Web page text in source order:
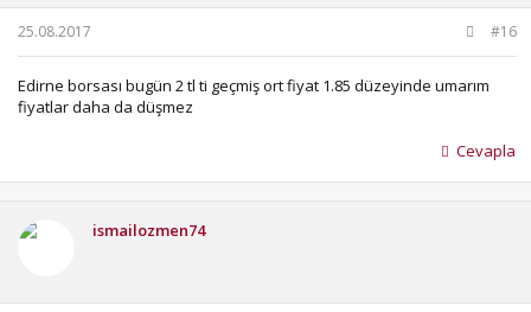
25.08.2017 #16
Edirne borsası bugün 2 tl ti geçmiş ort fiyat 1.85 düzeyinde umarım
fiyatlar daha da düşmez
Cevapla
ismailozmen74